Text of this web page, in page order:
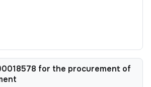
for the procurement of